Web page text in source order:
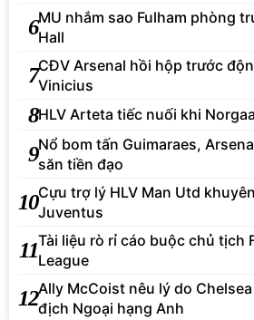
6MU nhắm sao Fulham phòng
Hall
7CĐV Arsenal hồi hộp trước
Vinicius
8HLV Arteta tiếc nuối khi
9Nổ bom tấn Guimaraes,
săn tiền đạo
10Cựu trợ lý HLV Man Utd
Juventus
11Tài liệu rò rỉ cáo buộc chủ tịch
League
12Ally McCoist nêu lý do
địch Ngoại hạng Anh